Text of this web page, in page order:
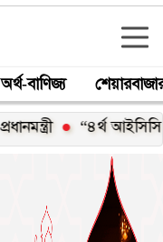
অর্থ-বাণিজ্য
“৪র্থ আইসিসি এমার্জিং